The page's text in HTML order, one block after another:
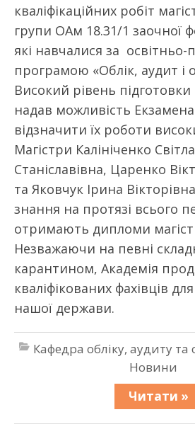
кваліфікаційних робіт
групи ОАм 18.31/1 заочної
які навчалися за
програмою «Облік, аудит і
Високий рівень підготовки
надав можливість
відзначити їх роботи
Магістри Калініченко
Станіславівна, Царенко
та Яковчук Ірина
знання на протязі всього
отримають дипломи
Незважаючи на певні
карантином, Академія
кваліфікованих фахівців
нашої держави.
Кафедра обліку, аудиту
Новини
Читати »